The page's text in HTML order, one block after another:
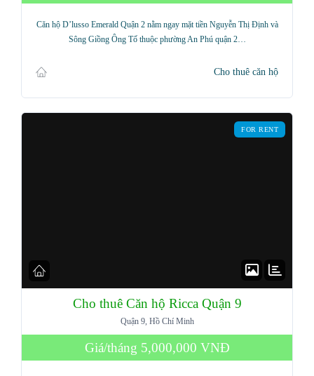
Căn hộ D’lusso Emerald Quận 2 nằm ngay mặt tiền Nguyễn Thị Định và
Sông Giồng Ông Tố thuộc phường An Phú quận 2…
Cho thuê căn hộ
FOR RENT
Cho thuê Căn hộ Ricca Quận 9
Quận 9, Hồ Chí Minh
Giá/tháng 5,000,000 VNĐ
Username